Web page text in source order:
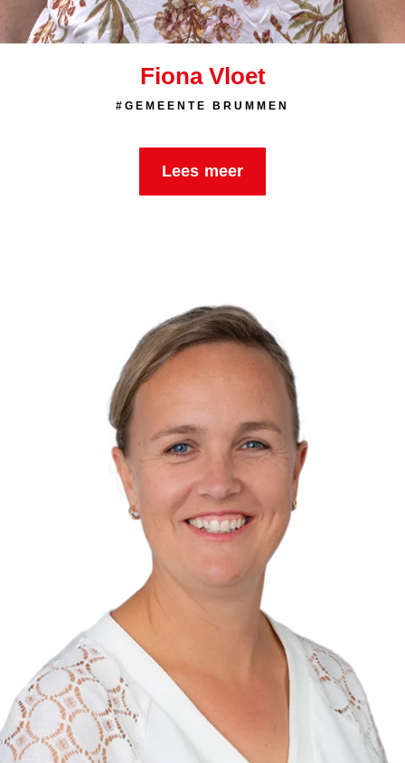
Fiona Vloet
#GEMEENTE BRUMMEN
Lees meer